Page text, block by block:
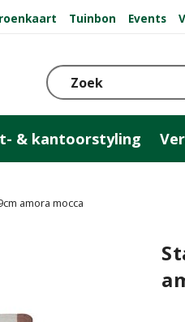
amora mocca
Tuinbon Events
& kantoorstyling